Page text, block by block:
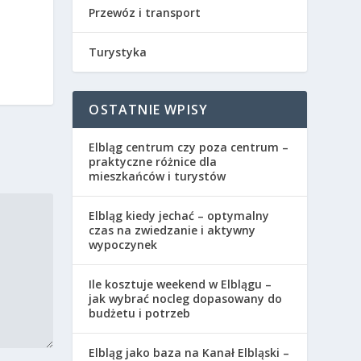
Przewóz i transport
Turystyka
OSTATNIE WPISY
Elbląg centrum czy poza centrum –
praktyczne różnice dla
mieszkańców i turystów
Elbląg kiedy jechać – optymalny
czas na zwiedzanie i aktywny
wypoczynek
Ile kosztuje weekend w Elblągu –
jak wybrać nocleg dopasowany do
budżetu i potrzeb
Elbląg jako baza na Kanał Elbląski –